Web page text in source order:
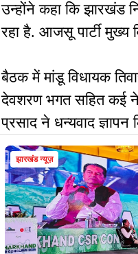
उन्होंने कहा कि झारखंड
रहा है. आजसू पार्टी मुख्य
बैठक में मांडू विधायक
देवशरण भगत सहित कई
प्रसाद ने धन्यवाद ज्ञापन
झारखंड न्यूज़